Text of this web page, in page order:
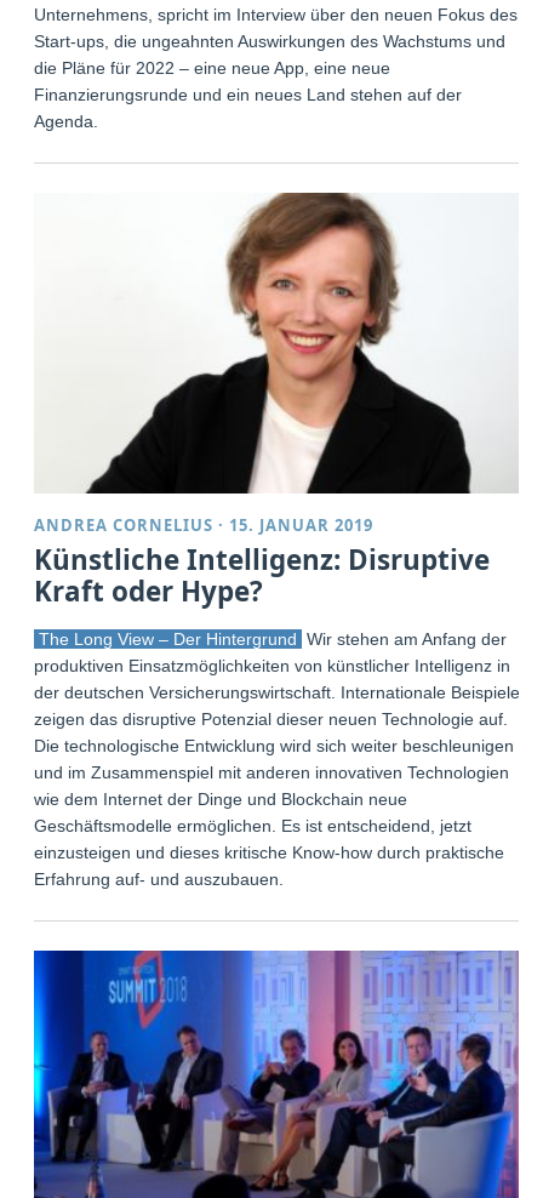
Unternehmens, spricht im Interview über den neuen Fokus des
Start-ups, die ungeahnten Auswirkungen des Wachstums und
die Pläne für 2022 – eine neue App, eine neue
Finanzierungsrunde und ein neues Land stehen auf der
Agenda.
ANDREA CORNELIUS · 15. JANUAR 2019
Künstliche Intelligenz: Disruptive
Kraft oder Hype?
The Long View – Der Hintergrund Wir stehen am Anfang der
produktiven Einsatzmöglichkeiten von künstlicher Intelligenz in
der deutschen Versicherungswirtschaft. Internationale Beispiele
zeigen das disruptive Potenzial dieser neuen Technologie auf.
Die technologische Entwicklung wird sich weiter beschleunigen
und im Zusammenspiel mit anderen innovativen Technologien
wie dem Internet der Dinge und Blockchain neue
Geschäftsmodelle ermöglichen. Es ist entscheidend, jetzt
einzusteigen und dieses kritische Know-how durch praktische
Erfahrung auf- und auszubauen.